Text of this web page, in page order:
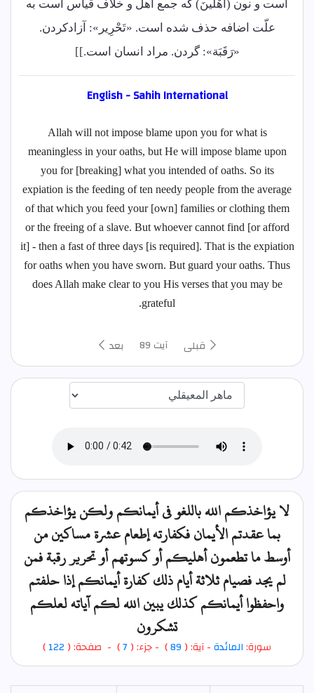
است و نون (أَهْلینَ) که جمع اهل و خلاف قیاس است به
علّت اضافه حذف شده است. «تَحْرِیر»: آزادکردن.
«رَقَبَة»: گردن. مراد انسان است.]]
English - Sahih International
Allah will not impose blame upon you for what is
meaningless in your oaths, but He will impose blame upon
you for [breaking] what you intended of oaths. So its
expiation is the feeding of ten needy people from the average
of that which you feed your [own] families or clothing them
or the freeing of a slave. But whoever cannot find [or afford
it] - then a fast of three days [is required]. That is the expiation
for oaths when you have sworn. But guard your oaths. Thus
does Allah make clear to you His verses that you may be
grateful.
قبلی آیت 89 بعد
لا يؤاخذكم الله باللغو في أيمانكم ولكن يؤاخذكم
بما عقدتم الأيمان فكفارته إطعام عشرة مساكين من
أوسط ما تطعمون أهليكم أو كسوتهم أو تحرير رقبة فمن
لم يجد فصيام ثلاثة أيام ذلك كفارة أيمانكم إذا حلفتم
واحفظوا أيمانكم كذلك يبين الله لكم آياته لعلكم
تشكرون
سورة:المائدة- آية: (89
) - جزء: ( 7) - صفحة: ( 122
)